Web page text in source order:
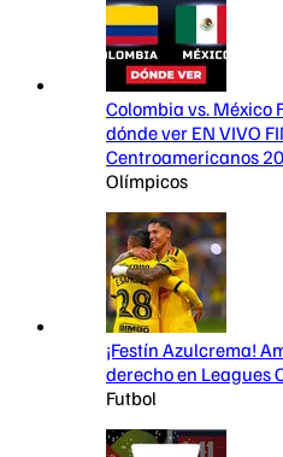
Colombia vs. México
dónde ver EN VIVO
Centroamericanos
Olímpicos
¡Festín Azulcrema!
derecho en Leagues
Futbol